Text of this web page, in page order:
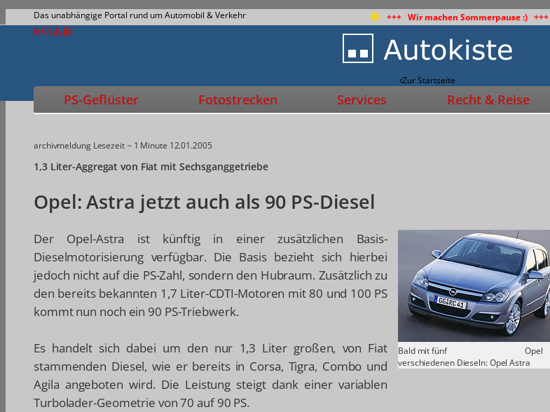
Das unabhängige Portal rund um Automobil & Verkehr +++ Wir machen Sommerpause :) +++
Zur Startseite
PS-Geflüster Fotostrecken Services Recht & Reise
archivmeldung Lesezeit ~ 1 Minute 12.01.2005
1,3 Liter-Aggregat von Fiat mit Sechsganggetriebe
Opel: Astra jetzt auch als 90 PS-Diesel
Bald mit fünf
Opel
verschiedenen Dieseln: Opel Astra
Der Opel-Astra ist künftig in einer zusätzlichen Basis-
Dieselmotorisierung verfügbar. Die Basis bezieht sich hierbei
jedoch nicht auf die PS-Zahl, sondern den Hubraum. Zusätzlich zu
den bereits bekannten 1,7 Liter-CDTI-Motoren mit 80 und 100 PS
kommt nun noch ein 90 PS-Triebwerk.
Es handelt sich dabei um den nur 1,3 Liter großen, von Fiat
stammenden Diesel, wie er bereits in Corsa, Tigra, Combo und
Agila angeboten wird. Die Leistung steigt dank einer variablen
Turbolader-Geometrie von 70 auf 90 PS.